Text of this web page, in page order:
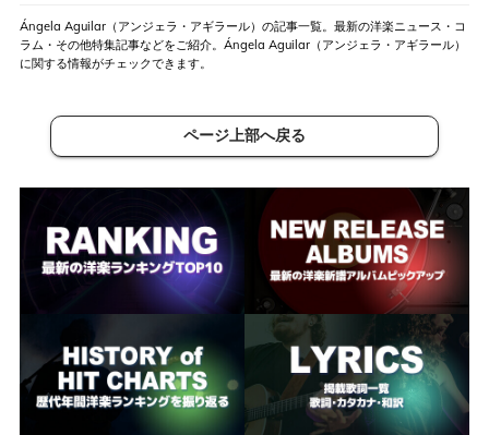
Ángela Aguilar（アンジェラ・アギラール）の記事一覧。最新の洋楽ニュース・コ
ラム・その他特集記事などをご紹介。Ángela Aguilar（アンジェラ・アギラール）
に関する情報がチェックできます。
ページ上部へ戻る